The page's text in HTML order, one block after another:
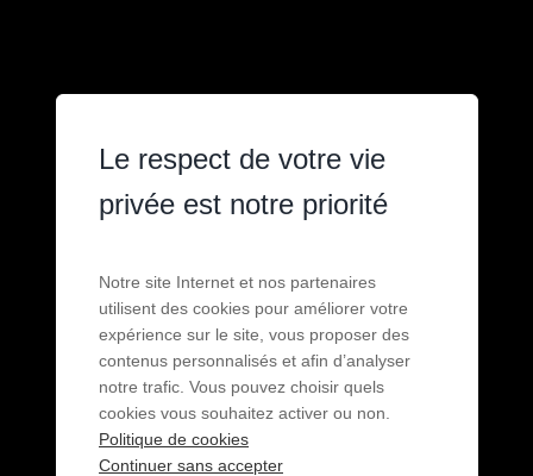
Le respect de votre vie
privée est notre priorité
Notre site Internet et nos partenaires
utilisent des cookies pour améliorer votre
expérience sur le site, vous proposer des
contenus personnalisés et afin d’analyser
notre trafic. Vous pouvez choisir quels
cookies vous souhaitez activer ou non.
Politique de cookies
Continuer sans accepter